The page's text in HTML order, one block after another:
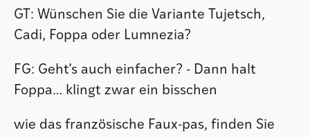
GT: Wünschen Sie die Variante Tujetsch,
Cadi, Foppa oder Lumnezia?
FG: Geht’s auch einfacher? - Dann halt
Foppa… klingt zwar ein bisschen
wie das französische Faux-pas, finden Sie